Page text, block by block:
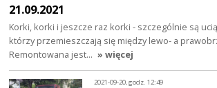
21.09.2021
Korki, korki i jeszcze raz korki - szczególnie są
którzy przemieszczają się między lewo- a
Remontowana jest… » więcej
2021-09-20, godz. 12:49